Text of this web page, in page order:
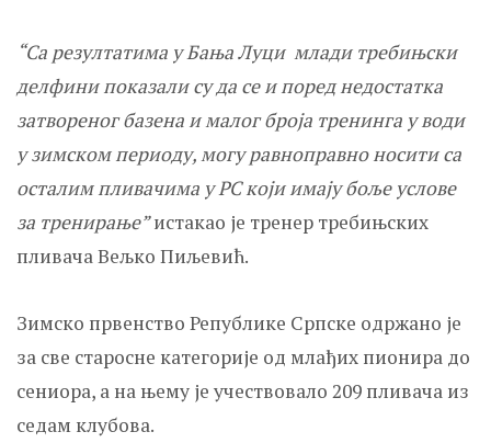
“Са резултатима у Бања Луци млади требињски
делфини показали су да се и поред недостатка
затвореног базена и малог броја тренинга у води
у зимском периоду, могу равноправно носити са
осталим пливачима у РС који имају боље услове
за тренирање”истакао је тренер требињских
пливача Вељко Пиљевић.
Зимско првенство Републике Српске одржано је
за све старосне категорије од млађих пионира до
сениора, а на њему је учествовало 209 пливача из
седам клубова.